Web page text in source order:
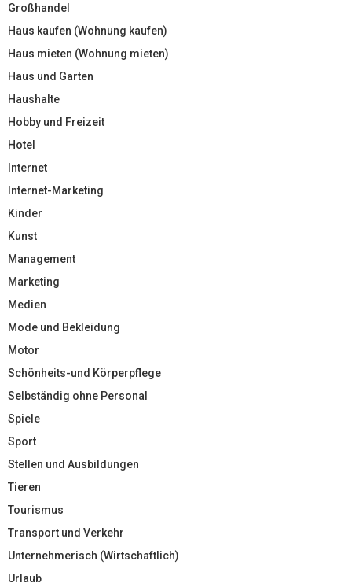
Großhandel
Haus kaufen (Wohnung kaufen)
Haus mieten (Wohnung mieten)
Haus und Garten
Haushalte
Hobby und Freizeit
Hotel
Internet
Internet-Marketing
Kinder
Kunst
Management
Marketing
Medien
Mode und Bekleidung
Motor
Schönheits-und Körperpflege
Selbständig ohne Personal
Spiele
Sport
Stellen und Ausbildungen
Tieren
Tourismus
Transport und Verkehr
Unternehmerisch (Wirtschaftlich)
Urlaub